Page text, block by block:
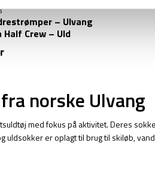
– Ulvang
Half Crew – Uld
norske Ulvang
med fokus på aktivitet. Deres
er oplagt til brug til skiløb,